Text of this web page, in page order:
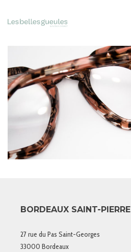
BORDEAUX SAINT-PIERRE
27 rue du Pas Saint-Georges
33000 Bordeaux